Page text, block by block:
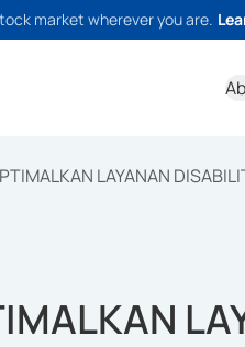
market wherever you are.
LAYANAN